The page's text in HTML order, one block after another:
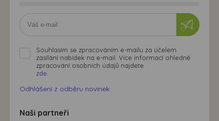
Souhlasím se zpracováním e-mailu za účelem
zasílání nabídek na e-mail. Více informací ohledně
zpracování osobních údajů najdete
zde.
Odhlášení z odběru novinek
Naši partneři